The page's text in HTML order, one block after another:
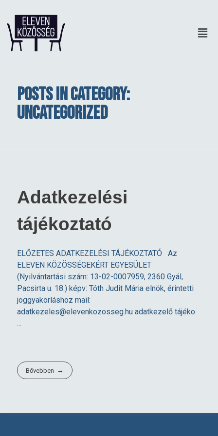
Posts in category:
Uncategorized
Adatkezelési
tájékoztató
ELŐZETES ADATKEZELÉSI TÁJÉKOZTATÓ Az
ELEVEN KÖZÖSSÉGEKÉRT EGYESÜLET
(Nyilvántartási szám: 13-02-0007959, 2360 Gyál,
Pacsirta u. 18.) képv: Tóth Judit Mária elnök, érintetti
joggyakorláshoz mail:
adatkezeles@elevenkozosseg.hu adatkezelő tájéko
...
Bővebben